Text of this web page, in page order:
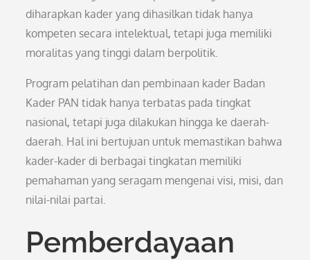
diharapkan kader yang dihasilkan tidak hanya
kompeten secara intelektual, tetapi juga memiliki
moralitas yang tinggi dalam berpolitik.
Program pelatihan dan pembinaan kader Badan
Kader PAN tidak hanya terbatas pada tingkat
nasional, tetapi juga dilakukan hingga ke daerah-
daerah. Hal ini bertujuan untuk memastikan bahwa
kader-kader di berbagai tingkatan memiliki
pemahaman yang seragam mengenai visi, misi, dan
nilai-nilai partai.
Pemberdayaan